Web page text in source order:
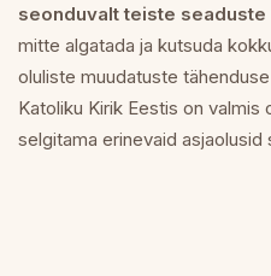
seonduvalt teiste
mitte algatada ja kutsuda
oluliste muudatuste
Katoliku Kirik Eestis on valmis
selgitama erinevaid asjaolusid